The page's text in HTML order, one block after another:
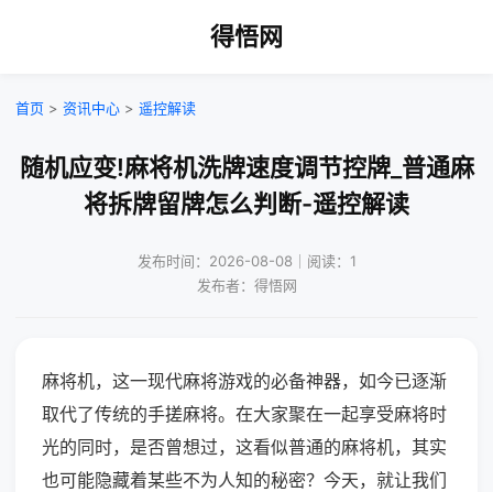
得悟网
首页 > 资讯中心 > 遥控解读
随机应变!麻将机洗牌速度调节控牌_普通麻
将拆牌留牌怎么判断-遥控解读
发布时间：2026-08-08｜阅读：1
发布者：得悟网
麻将机，这一现代麻将游戏的必备神器，如今已逐渐
取代了传统的手搓麻将。在大家聚在一起享受麻将时
光的同时，是否曾想过，这看似普通的麻将机，其实
也可能隐藏着某些不为人知的秘密？今天，就让我们